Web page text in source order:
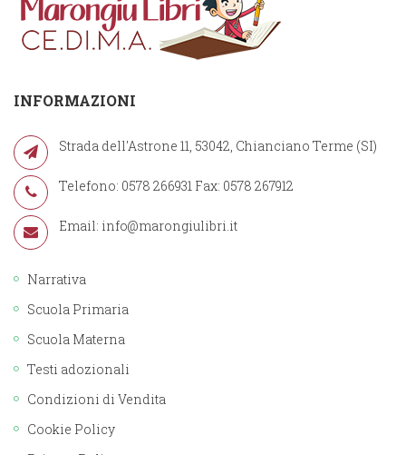
INFORMAZIONI
Strada dell'Astrone 11, 53042, Chianciano Terme (SI)
Telefono: 0578 266931 Fax: 0578 267912
Email: info@marongiulibri.it
Narrativa
Scuola Primaria
Scuola Materna
Testi adozionali
Condizioni di Vendita
Cookie Policy